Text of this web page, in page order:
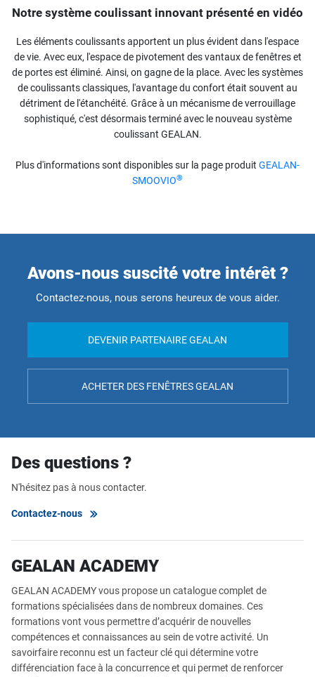
Notre système coulissant innovant présenté en vidéo
Les éléments coulissants apportent un plus évident dans l'espace
de vie. Avec eux, l'espace de pivotement des vantaux de fenêtres et
de portes est éliminé. Ainsi, on gagne de la place. Avec les systèmes
de coulissants classiques, l'avantage du confort était souvent au
détriment de l'étanchéité. Grâce à un mécanisme de verrouillage
sophistiqué, c'est désormais terminé avec le nouveau système
coulissant GEALAN.
Plus d'informations sont disponibles sur la page produit GEALAN-
SMOOVIO®
Avons-nous suscité votre intérêt ?
Contactez-nous, nous serons heureux de vous aider.
DEVENIR PARTENAIRE GEALAN
ACHETER DES FENÊTRES GEALAN
Des questions ?
N'hésitez pas à nous contacter.
Contactez-nous
GEALAN ACADEMY
GEALAN ACADEMY vous propose un catalogue complet de
formations spécialisées dans de nombreux domaines. Ces
formations vont vous permettre d’acquérir de nouvelles
compétences et connaissances au sein de votre activité. Un
savoirfaire reconnu est un facteur clé qui détermine votre
différenciation face à la concurrence et qui permet de renforcer